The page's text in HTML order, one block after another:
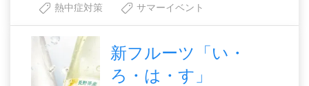
熱中症対策
サマーイベント
新フルーツ「い・
ろ・は・す」